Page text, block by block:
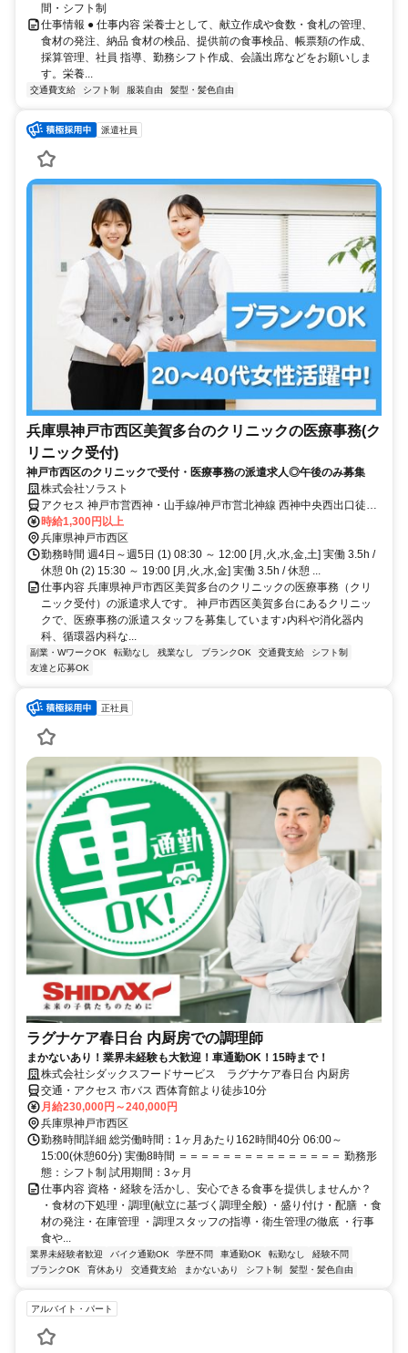
間・シフト制
仕事情報 ● 仕事内容 栄養士として、献立作成や食数・食札の管理、
食材の発注、納品 食材の検品、提供前の食事検品、帳票類の作成、
採算管理、社員 指導、勤務シフト作成、会議出席などをお願いしま
す。栄養...
交通費支給 シフト制 服装自由 髪型・髪色自由
派遣社員
兵庫県神戸市西区美賀多台のクリニックの医療事務(ク
リニック受付)
神戸市西区のクリニックで受付・医療事務の派遣求人◎午後のみ募集
株式会社ソラスト
アクセス 神戸市営西神・山手線/神戸市営北神線 西神中央西出口徒歩
約14分、神戸市営西神・山手線/神戸市営北神線 西神南徒歩約50分、
神戸市営西神・山手線 伊川谷北出口徒歩約78分 「西神中央駅」徒歩
15分,敷地内全て禁煙
時給1,300円以上
兵庫県神戸市西区
勤務時間 週4日～週5日 (1) 08:30 ～ 12:00 [月,火,水,金,土] 実働 3.5h /
休憩 0h (2) 15:30 ～ 19:00 [月,火,水,金] 実働 3.5h / 休憩 ...
仕事内容 兵庫県神戸市西区美賀多台のクリニックの医療事務（クリ
ニック受付）の派遣求人です。 神戸市西区美賀多台にあるクリニッ
クで、医療事務の派遣スタッフを募集しています♪内科や消化器内
科、循環器内科な...
副業・WワークOK 転勤なし 残業なし ブランクOK 交通費支給
シフト制
友達と応募OK
正社員
ラグナケア春日台 内厨房での調理師
まかないあり！業界未経験も大歓迎！車通勤OK！15時まで！
株式会社シダックスフードサービス ラグナケア春日台 内厨房
交通・アクセス 市バス 西体育館より徒歩10分
月給230,000円～240,000円
兵庫県神戸市西区
勤務時間詳細 総労働時間：1ヶ月あたり162時間40分 06:00～
15:00(休憩60分) 実働8時間 ＝＝＝＝＝＝＝＝＝＝＝＝＝＝＝ 勤務形
態：シフト制 試用期間：3ヶ月
仕事内容 資格・経験を活かし、安心できる食事を提供しませんか？
・食材の下処理・調理(献立に基づく調理全般) ・盛り付け・配膳 ・食
材の発注・在庫管理 ・調理スタッフの指導・衛生管理の徹底 ・行事
食や...
業界未経験者歓迎 バイク通勤OK 学歴不問 車通勤OK 転勤なし
経験不問
ブランクOK
育休あり 交通費支給 まかないあり シフト制 髪型・髪色自由
アルバイト・パート